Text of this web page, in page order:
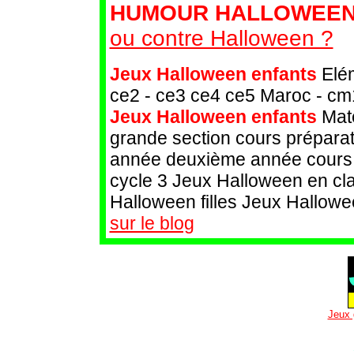
HUMOUR
ou contre Halloween ?
Jeux Halloween enfants
ce2 - ce3 ce4 ce5 Maroc -
Jeux Halloween enfants
grande section cours
année deuxième année
cycle 3 Jeux Halloween en
Halloween filles Jeux
sur le blog
Jeux